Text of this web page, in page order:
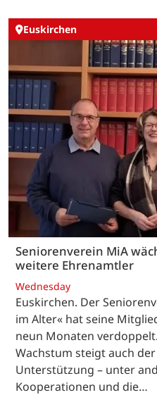
Euskirchen
Seniorenverein MiA
weitere Ehrenamtler
Wednesday
Euskirchen. Der
im Alter« hat seine
neun Monaten
Wachstum steigt auch
Unterstützung – unter
Kooperationen und die…